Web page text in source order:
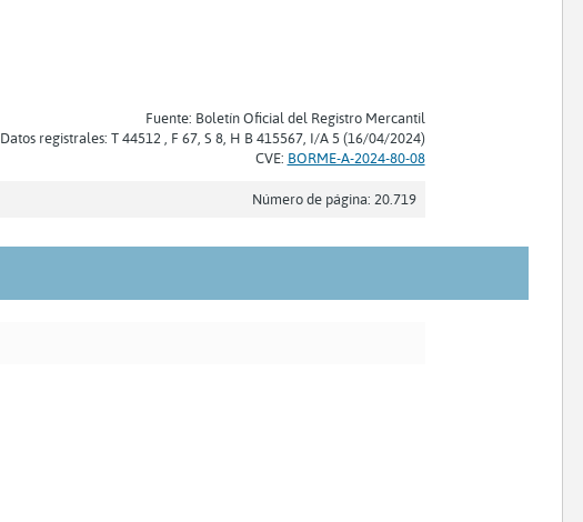
Fuente: Boletín Oficial del Registro Mercantil
Datos registrales: T 44512 , F 67, S 8, H B 415567, I/A 5 (16/04/2024)
CVE: BORME-A-2024-80-08
Número de página: 20.719